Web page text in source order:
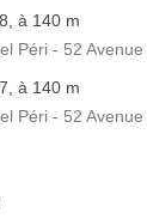
à 140 m
Péri - 52
à 140 m
Péri - 52